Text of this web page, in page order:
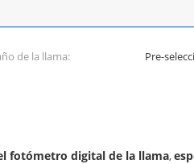
de la llama: Pre-
fotómetro digital de la llama,